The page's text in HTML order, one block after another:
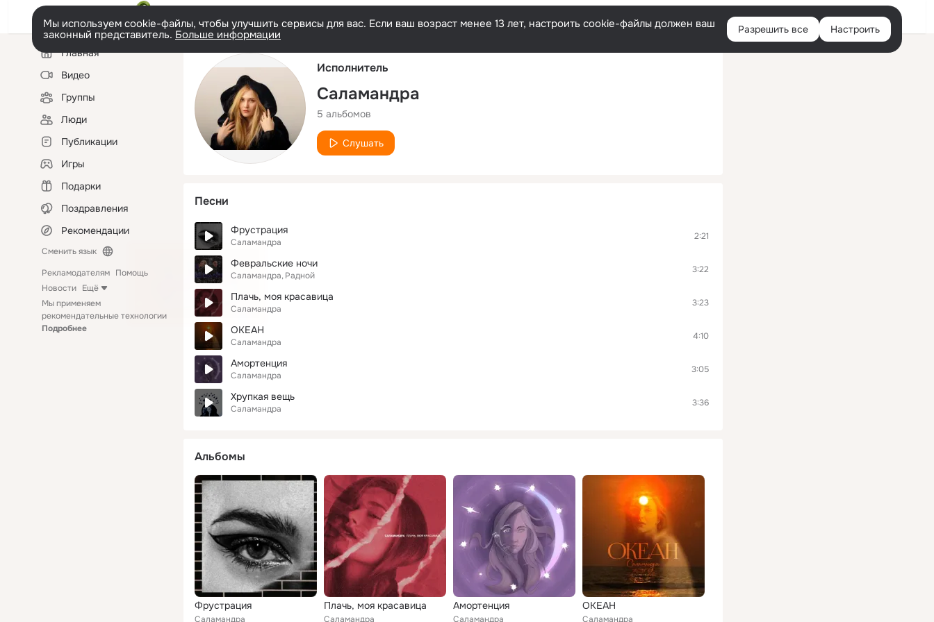
Русский Войти
Мы используем cookie-файлы, чтобы улучшить сервисы для вас. Если ваш возраст менее 13 лет, настроить cookie-файлы должен ваш
законный представитель. Больше информации Разрешить все Настроить
Левая
колонкаГлавная
Видео
Группы
Люди
Публикации
Игры
Подарки
Поздравления
Рекомендации
Сменить язык
Рекламодателям Помощь
Новости Ещё
Мы применяем
рекомендательные технологии
Подробнее
Исполнитель
Саламандра
5 альбомов
Слушать
Песни
Фрустрация
Саламандра
2:21
Февральские ночи
Саламандра Радной
3:22
Плачь, моя красавица
Саламандра
3:23
ОКЕАН
Саламандра
4:10
Амортенция
Саламандра
3:05
Хрупкая вещь
Саламандра
3:36
Альбомы
Фрустрация
Саламандра
Плачь, моя красавица
Саламандра
Амортенция
Саламандра
ОКЕАН
Саламандра